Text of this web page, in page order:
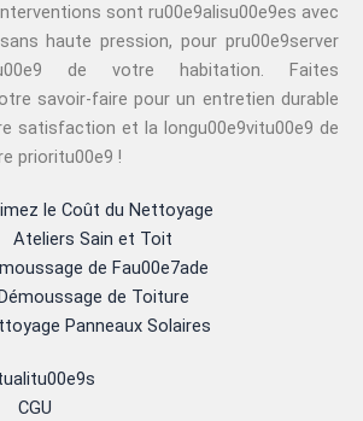
sont ru00e9alisu00e9es avec
haute pression, pour pru00e9server
de votre habitation. Faites
savoir-faire pour un entretien durable
satisfaction et la longu00e9vitu00e9 de
prioritu00e9 !
le Coût du Nettoyage
Ateliers Sain et Toit
de Fau00e7ade
de Toiture
Panneaux Solaires
CGU